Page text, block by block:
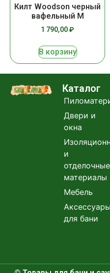
Килт Woodson черный
вафельный М
1 790,00₽
В корзину
Каталог
Двери и
окна
и
отделочные
материалы
Мебель
Аксессуары
для бани